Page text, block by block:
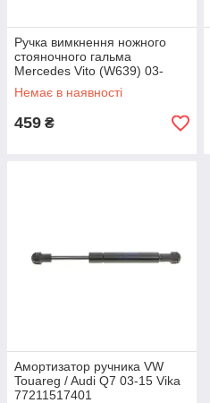
Ручка вимкнення ножного
стояночного гальма
Mercedes Vito (W639) 03-
Autotechteile 1004229
Немає в наявності
459 ₴
Амортизатор ручника VW
Touareg / Audi Q7 03-15 Vika
77211517401